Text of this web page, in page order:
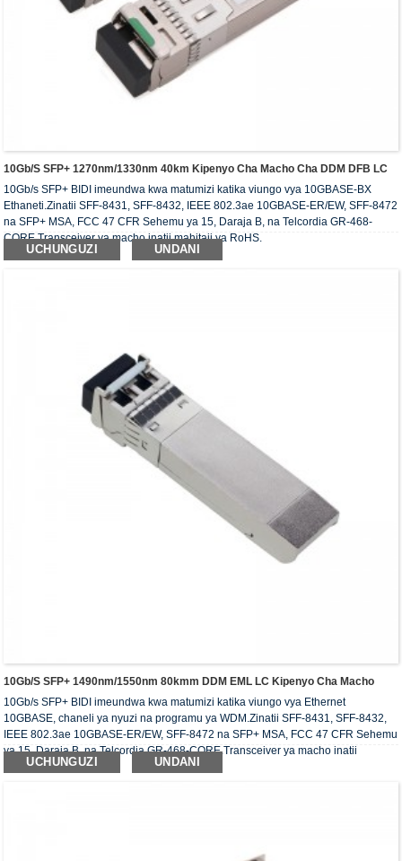
10Gb/s SFP+ 1270nm/1330nm 40km Kipenyo Cha Macho Cha DDM DFB LC
10Gb/s SFP+ BIDI imeundwa kwa matumizi katika viungo vya 10GBASE-BX
Ethaneti.Zinatii SFF-8431, SFF-8432, IEEE 802.3ae 10GBASE-ER/EW, SFF-8472
na SFP+ MSA, FCC 47 CFR Sehemu ya 15, Daraja B, na Telcordia GR-468-
CORE.Transceiver ya macho inatii mahitaji ya RoHS.
UCHUNGUZI UNDANI
10Gb/s SFP+ 1490nm/1550nm 80kmm DDM EML LC Kipenyo Cha Macho
10Gb/s SFP+ BIDI imeundwa kwa matumizi katika viungo vya Ethernet
10GBASE, chaneli ya nyuzi na programu ya WDM.Zinatii SFF-8431, SFF-8432,
IEEE 802.3ae 10GBASE-ER/EW, SFF-8472 na SFP+ MSA, FCC 47 CFR Sehemu
ya 15, Daraja B, na Telcordia GR-468-CORE.Transceiver ya macho inatii
mahitaji ya RoHS.
UCHUNGUZI UNDANI